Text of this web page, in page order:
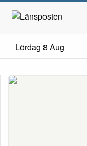
Lördag 8 Aug